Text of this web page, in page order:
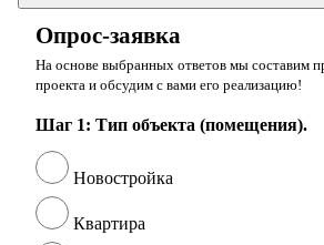
Опрос-заявка
На основе выбранных ответов мы составим
проекта и обсудим с вами его реализацию!
Шаг 1: Тип объекта (помещения).
Новостройка
Квартира